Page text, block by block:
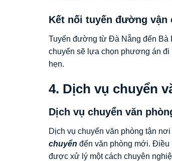
Kết nối tuyến đường vận
Tuyến đường từ Đà Nẵng đến Bà
chuyển sẽ lựa chọn phương án đi
hẹn.
4. Dịch vụ chuyển
Dịch vụ chuyển văn
Dịch vụ chuyển văn phòng tận
chuyển đến văn phòng mới. Điều
được xử lý một cách chuyên